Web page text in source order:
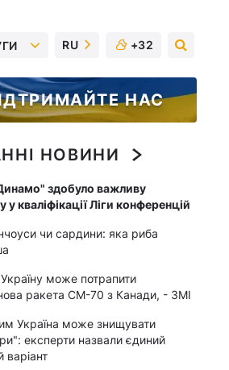
RU +32
НАС
НОВИНИ
здобуло важливу
у кваліфікації Ліги конференцій
чи сардини: яка риба
може потрапити
ракета CM-70 з Канади, - ЗМІ
Україна може знищувати
експерти назвали єдиний
варіант